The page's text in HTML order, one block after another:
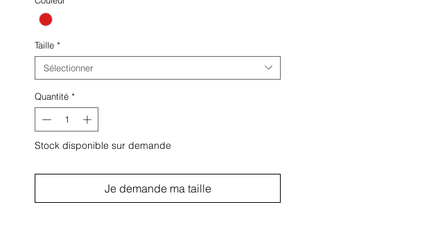
Taille *
Sélectionner
Quantité *
Stock disponible sur demande
Je demande ma taille